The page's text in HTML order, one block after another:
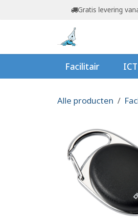
Overslaan naar inhoudGratis levering
Facilitair
Alle producten